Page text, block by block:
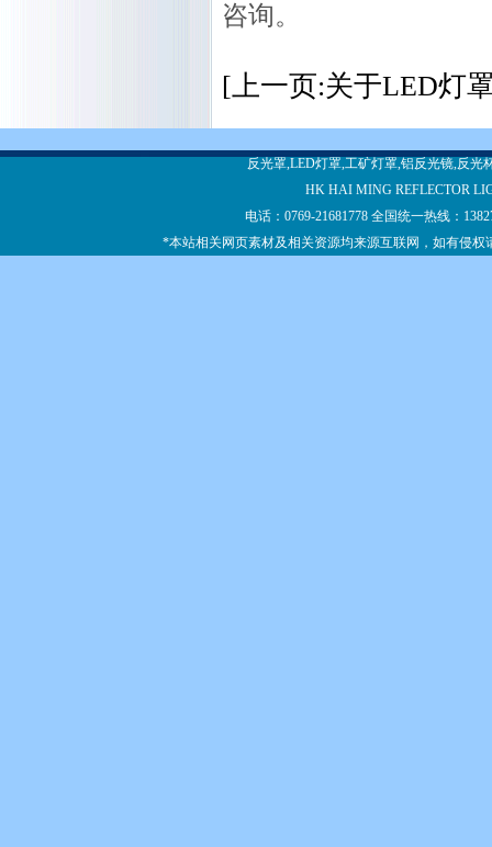
咨询。
[上一页:关于LED灯
反光罩,LED灯罩,工矿灯罩,铝反光镜,反
HK HAI MING REFLECTOR
电话：0769-21681778 全国统一热线：
*本站相关网页素材及相关资源均来源互联网，如有侵